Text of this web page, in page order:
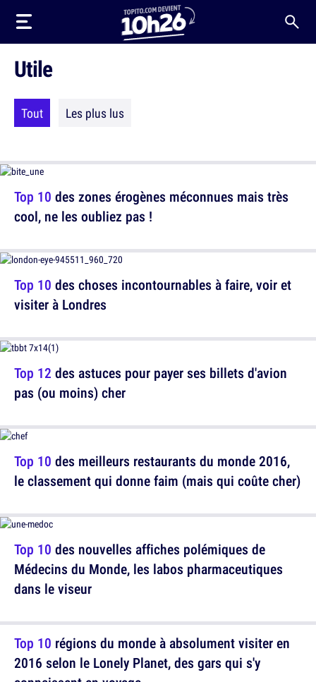
Utile
Tout Les plus lus
Top 10 des zones érogènes méconnues mais très
cool, ne les oubliez pas !
Top 12 des astuces pour payer ses billets d'avion
pas (ou moins) cher
Top 10 des nouvelles affiches polémiques de
Médecins du Monde, les labos pharmaceutiques
dans le viseur
Top 10 des choses incontournables à faire, voir et
visiter à Londres
Top 10 des meilleurs restaurants du monde 2016,
le classement qui donne faim (mais qui coûte cher)
Top 10 régions du monde à absolument visiter en
2016 selon le Lonely Planet, des gars qui s'y